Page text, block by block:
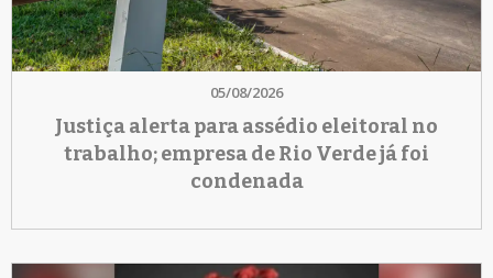
05/08/2026
Justiça alerta para assédio eleitoral no
trabalho; empresa de Rio Verde já foi
condenada